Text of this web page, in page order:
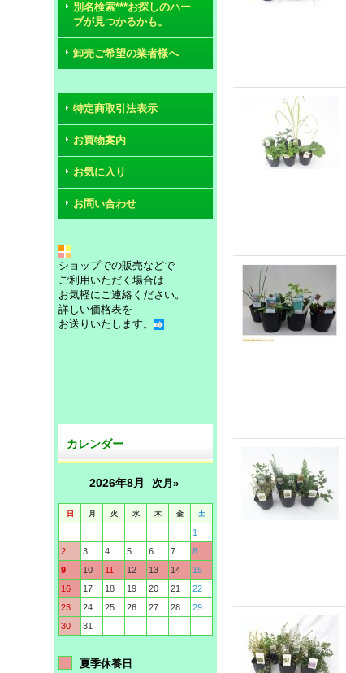
別名検索***お探しのハー
ブが見つかるかも。
卸売ご希望の業者様へ
特定商取引法表示
お買物案内
お気に入り
お問い合わせ
ショップでの販売などで
ご利用いただく場合は
お気軽にご連絡ください。
詳しい価格表を
お送りいたします。
カレンダー
2026年8月 次月»
日 月 火 水 木 金 土
1
2
3 4 5 6 7
8
9
10 11 12 13 14
15
16
17 18 19 20 21
22
23
24 25 26 27 28
29
30
31
夏季休養日